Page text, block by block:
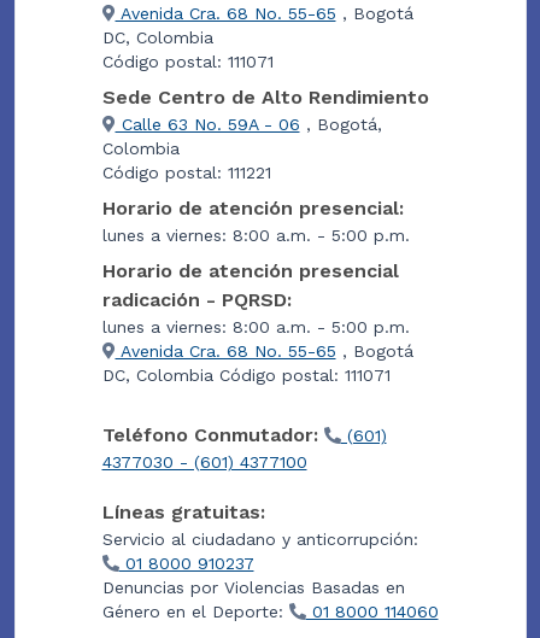
Avenida Cra. 68 No. 55-65 , Bogotá
DC, Colombia
Código postal: 111071
Sede Centro de Alto Rendimiento
Calle 63 No. 59A - 06 , Bogotá,
Colombia
Código postal: 111221
Horario de atención presencial:
lunes a viernes: 8:00 a.m. - 5:00 p.m.
Horario de atención presencial
radicación - PQRSD:
lunes a viernes: 8:00 a.m. - 5:00 p.m.
Avenida Cra. 68 No. 55-65 , Bogotá
DC, Colombia Código postal: 111071
Teléfono Conmutador:
(601)
4377030 - (601) 4377100
Líneas gratuitas:
Servicio al ciudadano y anticorrupción:
01 8000 910237
Denuncias por Violencias Basadas en
Género en el Deporte:
01 8000 114060